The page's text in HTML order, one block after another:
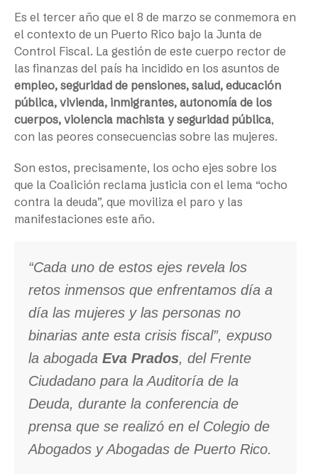
Es el tercer año que el 8 de marzo se conmemora en
el contexto de un Puerto Rico bajo la Junta de
Control Fiscal. La gestión de este cuerpo rector de
las finanzas del país ha incidido en los asuntos de
empleo, seguridad de pensiones, salud, educación
pública, vivienda, inmigrantes, autonomía de los
cuerpos, violencia machista y seguridad pública,
con las peores consecuencias sobre las mujeres.
Son estos, precisamente, los ocho ejes sobre los
que la Coalición reclama justicia con el lema “ocho
contra la deuda”, que moviliza el paro y las
manifestaciones este año.
“Cada uno de estos ejes revela los
retos inmensos que enfrentamos día a
día las mujeres y las personas no
binarias ante esta crisis fiscal”, expuso
la abogada Eva Prados, del Frente
Ciudadano para la Auditoría de la
Deuda, durante la conferencia de
prensa que se realizó en el Colegio de
Abogados y Abogadas de Puerto Rico.